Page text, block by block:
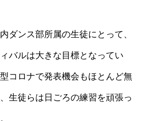
ダンス部所属の生徒にとって、
バルは大きな目標となってい
コロナで発表機会もほとんど無
生徒らは日ごろの練習を頑張っ